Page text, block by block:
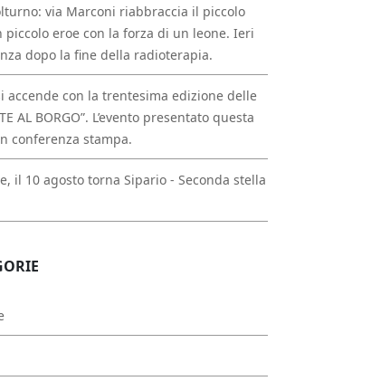
via Marconi riabbraccia il piccolo
piccolo eroe con la forza di un leone. Ieri
dopo la fine della radioterapia.
accende con la trentesima edizione delle
AL BORGO”. L’evento presentato questa
conferenza stampa.
il 10 agosto torna Sipario - Seconda stella